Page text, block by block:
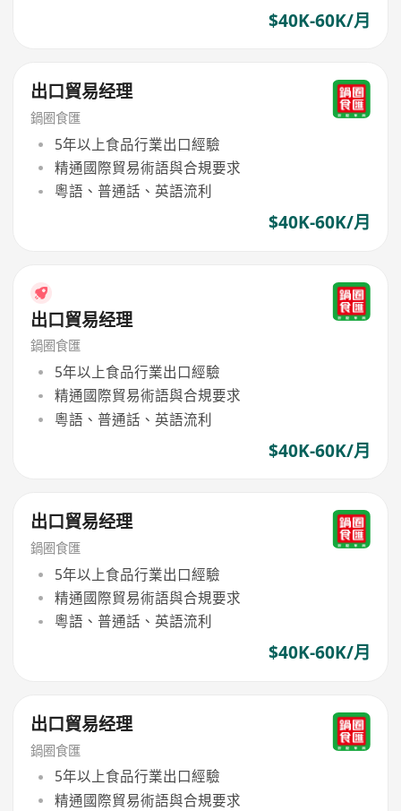
$40K-60K/月
出口貿易经理
鍋圈食匯
5年以上食品行業出口經驗
精通國際貿易術語與合規要求
粵語、普通話、英語流利
$40K-60K/月
出口貿易经理
鍋圈食匯
5年以上食品行業出口經驗
精通國際貿易術語與合規要求
粵語、普通話、英語流利
$40K-60K/月
出口貿易经理
鍋圈食匯
5年以上食品行業出口經驗
精通國際貿易術語與合規要求
粵語、普通話、英語流利
$40K-60K/月
出口貿易经理
鍋圈食匯
5年以上食品行業出口經驗
精通國際貿易術語與合規要求